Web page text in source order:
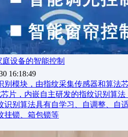
设备的智能控制
16:18:49
模块，由指纹采集传感器和算法
片，内嵌自主研发的指纹识别算
别算法具有自学习、自调整、
挂锁、箱包锁等